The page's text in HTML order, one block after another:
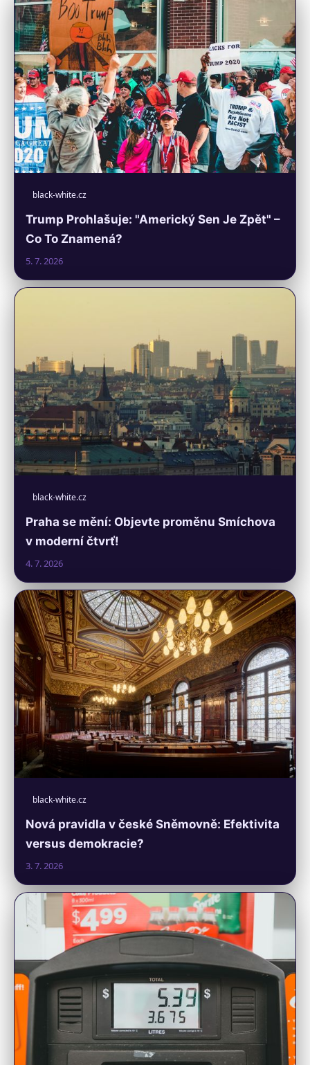
black-white.cz
Trump Prohlašuje: "Americký Sen Je Zpět" –
Co To Znamená?
5. 7. 2026
black-white.cz
Praha se mění: Objevte proměnu Smíchova
v moderní čtvrť!
4. 7. 2026
black-white.cz
Nová pravidla v české Sněmovně: Efektivita
versus demokracie?
3. 7. 2026